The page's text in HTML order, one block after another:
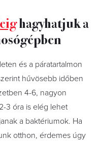
hagyhatjuk a
és a páratartalmon
hűvösebb időben
4-6, nagyon
3 óra is elég lehet
a baktériumok. Ha
otthon, érdemes úgy